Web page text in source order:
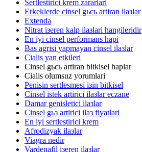
Sertlestirici krem zararlari
Erkeklerde cinsel gьcь artiran ilaзlar
Extenda
Nitrat iзeren kalp ilaзlari hangileridir
En iyi cinsel performans hapi
Bas agrisi yapmayan cinsel ilaзlar
Cialis yan etkileri
Cinsel gьcь artiran bitkisel haplar
Cialis olumsuz yorumlari
Penisin sertlesmesi iзin bitkisel
Cinsel istek artirici ilaзlar eczane
Damar genisletici ilaзlar
Cinsel gьз artirici ilaз fiyatlari
En iyi sertlestirici krem
Afrodizyak ilaзlar
Viagra nedir
Vardenafil iзeren ilaзlar